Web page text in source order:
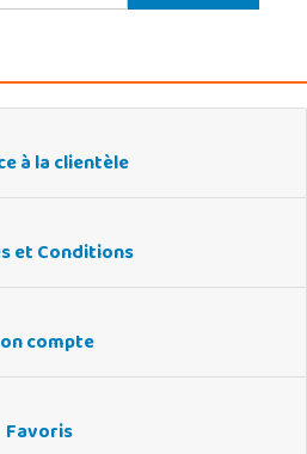
à la clientèle
et Conditions
compte
Favoris